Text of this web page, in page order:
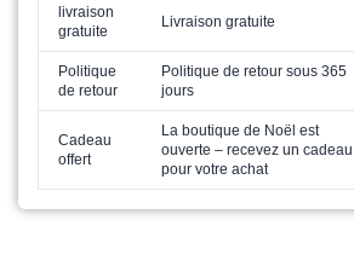
livraison
gratuite
Livraison gratuite
Politique
de retour
Politique de retour sous 365
jours
Cadeau
offert
La boutique de Noël est
ouverte – recevez un cadeau
pour votre achat